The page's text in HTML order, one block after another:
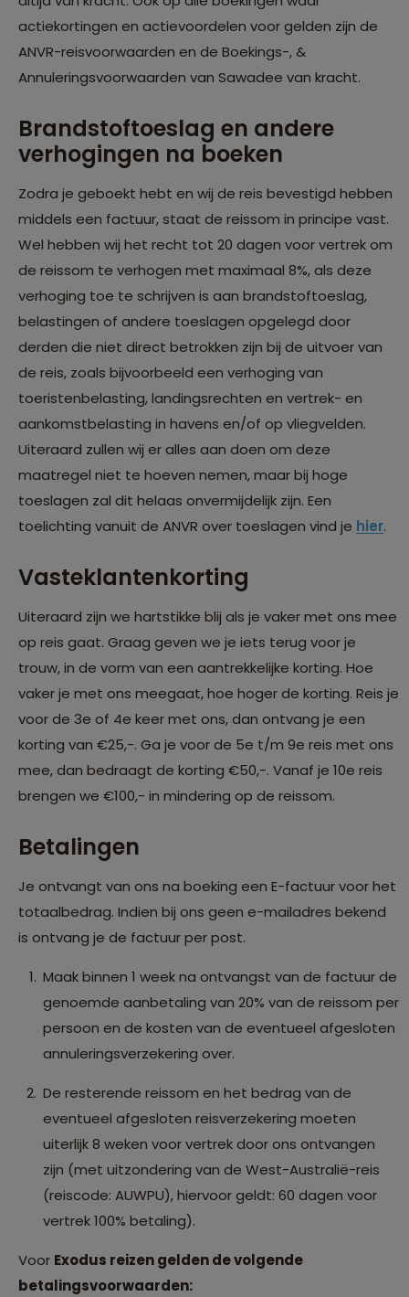
actiekortingen en actievoordelen voor gelden zijn de
ANVR-reisvoorwaarden en de Boekings-, &
Annuleringsvoorwaarden van Sawadee van kracht.
Brandstoftoeslag en andere
verhogingen na boeken
Zodra je geboekt hebt en wij de reis bevestigd hebben
middels een factuur, staat de reissom in principe vast.
Wel hebben wij het recht tot 20 dagen voor vertrek om
de reissom te verhogen met maximaal 8%, als deze
verhoging toe te schrijven is aan brandstoftoeslag,
belastingen of andere toeslagen opgelegd door
derden die niet direct betrokken zijn bij de uitvoer van
de reis, zoals bijvoorbeeld een verhoging van
toeristenbelasting, landingsrechten en vertrek- en
aankomstbelasting in havens en/of op vliegvelden.
Uiteraard zullen wij er alles aan doen om deze
maatregel niet te hoeven nemen, maar bij hoge
toeslagen zal dit helaas onvermijdelijk zijn. Een
toelichting vanuit de ANVR over toeslagen vind je hier.
Vasteklantenkorting
Uiteraard zijn we hartstikke blij als je vaker met ons mee
op reis gaat. Graag geven we je iets terug voor je
trouw, in de vorm van een aantrekkelijke korting. Hoe
vaker je met ons meegaat, hoe hoger de korting. Reis je
voor de 3e of 4e keer met ons, dan ontvang je een
korting van €25,-. Ga je voor de 5e t/m 9e reis met ons
mee, dan bedraagt de korting €50,-. Vanaf je 10e reis
brengen we €100,- in mindering op de reissom.
Betalingen
Je ontvangt van ons na boeking een E-factuur voor het
totaalbedrag. Indien bij ons geen e-mailadres bekend
is ontvang je de factuur per post.
Maak binnen 1 week na ontvangst van de factuur de
genoemde aanbetaling van 20% van de reissom per
persoon en de kosten van de eventueel afgesloten
annuleringsverzekering over.
De resterende reissom en het bedrag van de
eventueel afgesloten reisverzekering moeten
uiterlijk 8 weken voor vertrek door ons ontvangen
zijn (met uitzondering van de West-Australië-reis
(reiscode: AUWPU), hiervoor geldt: 60 dagen voor
vertrek 100% betaling).
Voor Exodus reizen gelden de volgende
betalingsvoorwaarden: